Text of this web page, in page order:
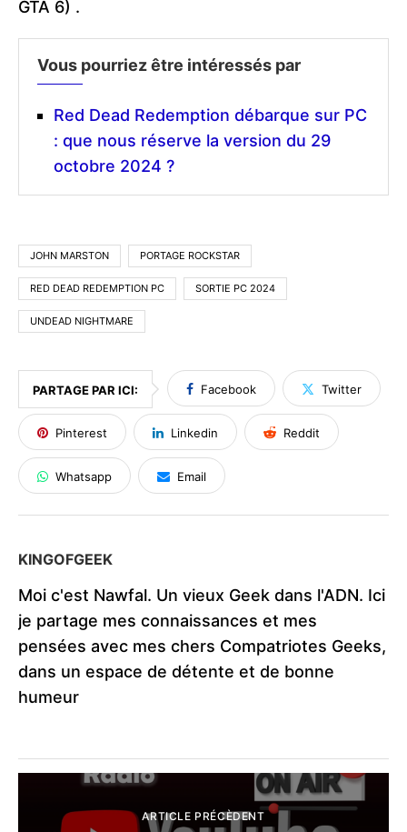
GTA 6) .
Vous pourriez être intéressés par
Red Dead Redemption débarque sur PC
: que nous réserve la version du 29
octobre 2024 ?
JOHN MARSTON PORTAGE ROCKSTAR
RED DEAD REDEMPTION PC SORTIE PC 2024
UNDEAD NIGHTMARE
PARTAGE PAR ICI: Facebook Twitter
Pinterest Linkedin Reddit
Whatsapp Email
KINGOFGEEK
Moi c'est Nawfal. Un vieux Geek dans l'ADN. Ici
je partage mes connaissances et mes
pensées avec mes chers Compatriotes Geeks,
dans un espace de détente et de bonne
humeur
ARTICLE PRÉCÈDENT